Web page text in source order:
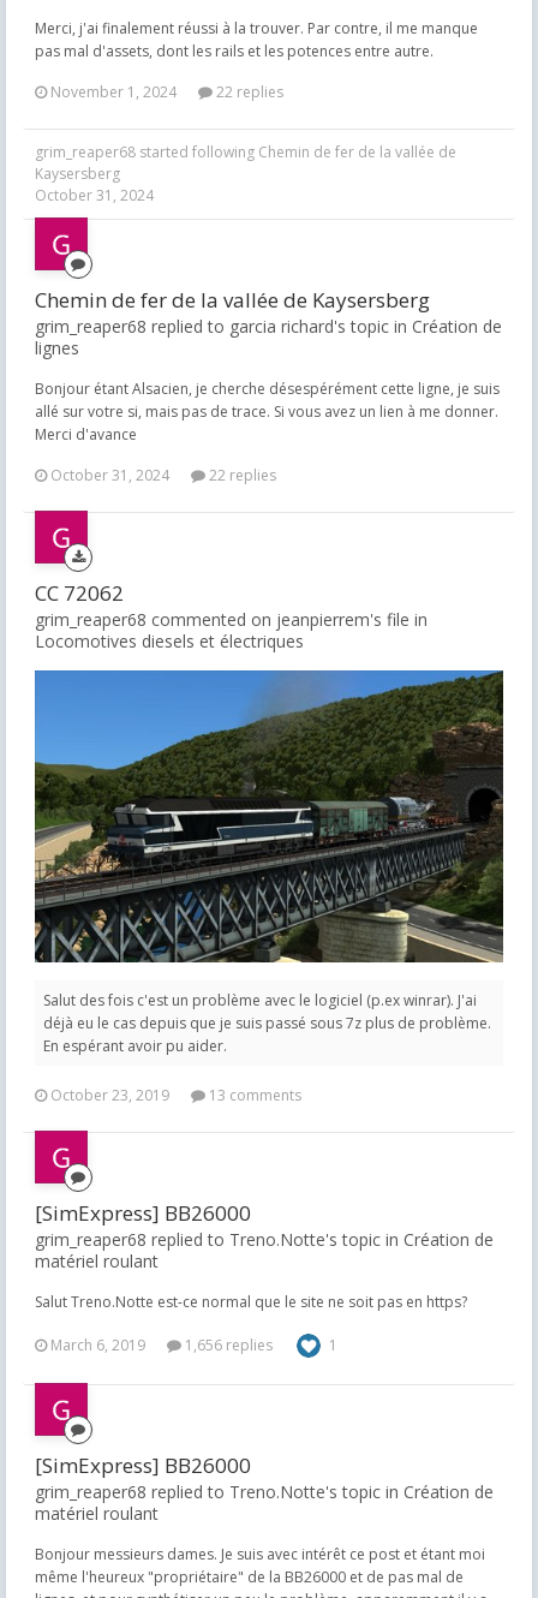
Merci, j'ai finalement réussi à la trouver. Par contre, il me manque
pas mal d'assets, dont les rails et les potences entre autre.
November 1, 2024
22 replies
grim_reaper68 started following Chemin de fer de la vallée de
Kaysersberg
October 31, 2024
Chemin de fer de la vallée de Kaysersberg
grim_reaper68 replied to garcia richard's topic in Création de
lignes
Bonjour étant Alsacien, je cherche désespérément cette ligne, je suis
allé sur votre si, mais pas de trace. Si vous avez un lien à me donner.
Merci d'avance
October 31, 2024
22 replies
CC 72062
grim_reaper68 commented on jeanpierrem's file in
Locomotives diesels et électriques
Salut des fois c'est un problème avec le logiciel (p.ex winrar). J'ai
déjà eu le cas depuis que je suis passé sous 7z plus de problème.
En espérant avoir pu aider.
October 23, 2019 13 comments
[SimExpress] BB26000
grim_reaper68 replied to Treno.Notte's topic in Création de
matériel roulant
Salut Treno.Notte est-ce normal que le site ne soit pas en https?
March 6, 2019 1,656 replies 1
[SimExpress] BB26000
grim_reaper68 replied to Treno.Notte's topic in Création de
matériel roulant
Bonjour messieurs dames. Je suis avec intérêt ce post et étant moi
même l'heureux "propriétaire" de la BB26000 et de pas mal de